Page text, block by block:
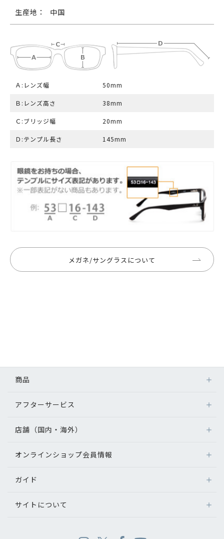
生産地： 中国
Ａ:レンズ幅 50mm
Ｂ:レンズ高さ 38mm
Ｃ:ブリッジ幅 20mm
Ｄ:テンプル長さ 145mm
メガネ/サングラスについて
商品
アフターサービス
店舗（国内・海外）
オンラインショップ会員情報
ガイド
サイトについて